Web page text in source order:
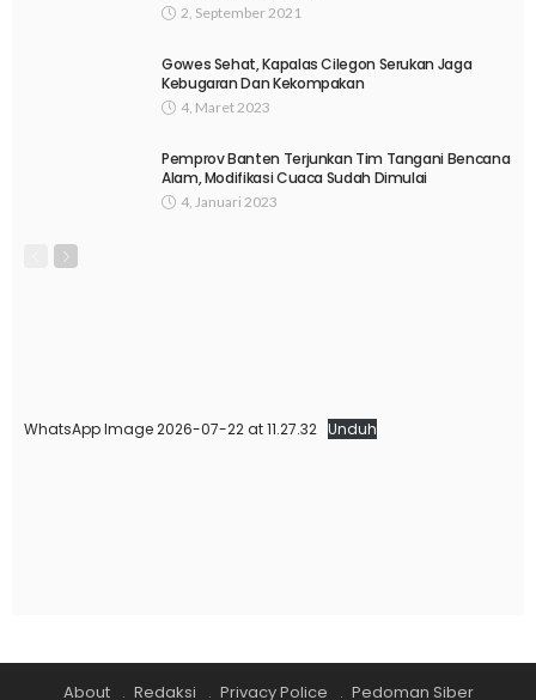
2, September 2021
Gowes Sehat, Kapalas Cilegon Serukan Jaga
Kebugaran Dan Kekompakan
4, Maret 2023
Pemprov Banten Terjunkan Tim Tangani Bencana
Alam, Modifikasi Cuaca Sudah Dimulai
4, Januari 2023
WhatsApp Image 2026-07-22 at 11.27.32 Unduh
About Redaksi Privacy Police Pedoman Siber